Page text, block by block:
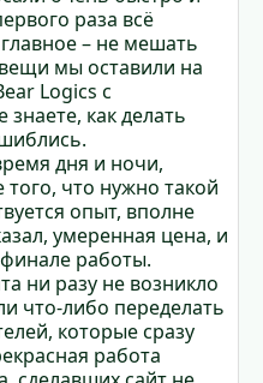
раза всё
– не мешать
мы оставили на
Logics с
как делать
дня и ночи,
что нужно такой
опыт, вполне
умеренная цена, и
работы.
ни разу не возникло
что-либо переделать
которые сразу
работа